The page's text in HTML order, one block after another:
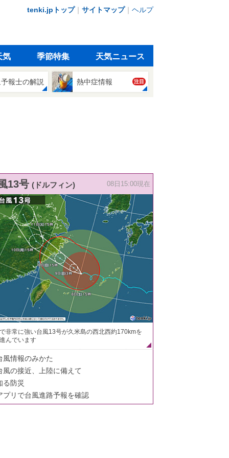
tenki.jpトップ｜ サイトマップ｜ ヘルプ
気 季節特集 天気ニュース
報士の解説 熱中症情報 注目
13号 (ドルフィン) 08日15:00現在
非常に強い台風13号が久米島の西北西約170kmを
んでいます
風情報のみかた
風の接近、上陸に備えて
る防災
プリで台風進路予報を確認